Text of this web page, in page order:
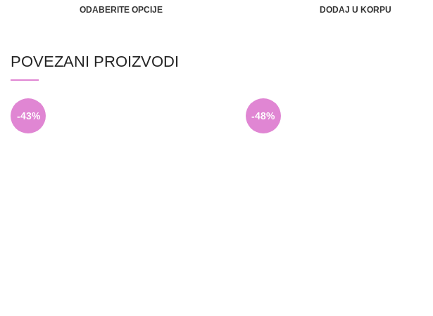
ODABERITE OPCIJE DODAJ U KORPU
POVEZANI PROIZVODI
-43% -48%